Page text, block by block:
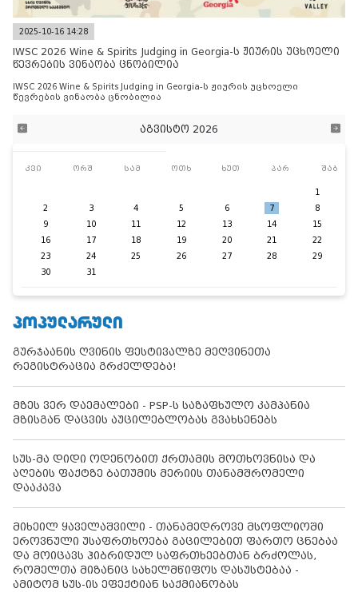
2025-10-16 14:28
IWSC 2026 Wine & Spirits Judging in Georgia-ს ჟიურის უცხოელი
წევრების ვინაობა ცნობილია
IWSC 2026 Wine & Spirits Judging in Georgia-ს ჟიურის უცხოელი
წევრების ვინაობა ცნობილია
აგვისტო 2026
კვი ორშ სამ ოთხ ხუთ პარ შაბ
1
2
3 4 5 6 7
8
9
10 11 12 13 14
15
16
17 18 19 20 21
22
23
24 25 26 27 28
29
30
31
ᲞᲝᲞᲣᲚᲐᲠᲣᲚᲘ
გურჯაანის ღვინის ფესტივალზე მეღვინეთა
რეგისტრაცია გრძელდება!
მზეს ვერ დაემალები - PSP-ს საზაფხულო კამპანია
მზისგან დაცვის აუცილებლობას გვახსენებს
სუს-მა დიდი ოდენობით ქრთამის მოთხოვნისა და
აღების ფაქტზე ბათუმის მერიის თანამშრომელი
დააკავა
მიხეილ ყაველაშვილი - თანამედროვე მსოფლიოში
ეროვნული უსაფრთხოება გაცილებით ფართო ცნებაა
და მოიცავს ჰიბრიდულ საფრთხეებთან ბრძოლას,
რომელთა მიზანიც სახელმწიფოს დასუსტებაა -
ამიტომ სუს-ის ეფექტიან საქმიანობას